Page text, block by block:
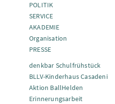
POLITIK
SERVICE
AKADEMIE
Organisation
PRESSE
denkbar Schulfrühstück
BLLV-Kinderhaus Casadeni
Aktion BallHelden
Erinnerungsarbeit